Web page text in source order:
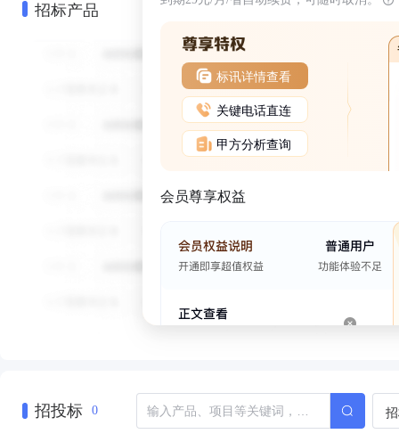
招标产品
标讯详情查看
关键电话直连
甲方分析查询
会员尊享权益
招投标 0